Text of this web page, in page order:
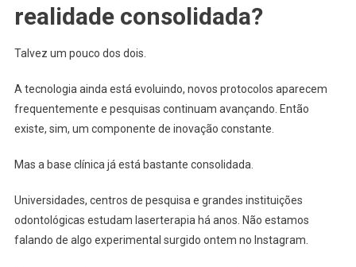
realidade consolidada?
Talvez um pouco dos dois.
A tecnologia ainda está evoluindo, novos protocolos aparecem
frequentemente e pesquisas continuam avançando. Então
existe, sim, um componente de inovação constante.
Mas a base clínica já está bastante consolidada.
Universidades, centros de pesquisa e grandes instituições
odontológicas estudam laserterapia há anos. Não estamos
falando de algo experimental surgido ontem no Instagram.